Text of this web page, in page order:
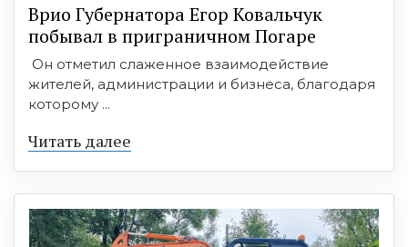
Врио Губернатора Егор Ковальчук
побывал в приграничном Погаре
Он отметил слаженное взаимодействие
жителей, администрации и бизнеса, благодаря
которому ...
Читать далее